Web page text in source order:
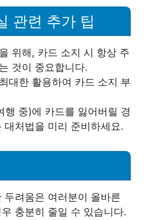
관련 추가 팁
위해, 카드 소지 시 항상 주
것이 중요합니다.
대한 활용하여 카드 소지 부
행 중)에 카드를 잃어버릴 경
대처법을 미리 준비하세요.
두려움은 여러분이 올바른
충분히 줄일 수 있습니다.